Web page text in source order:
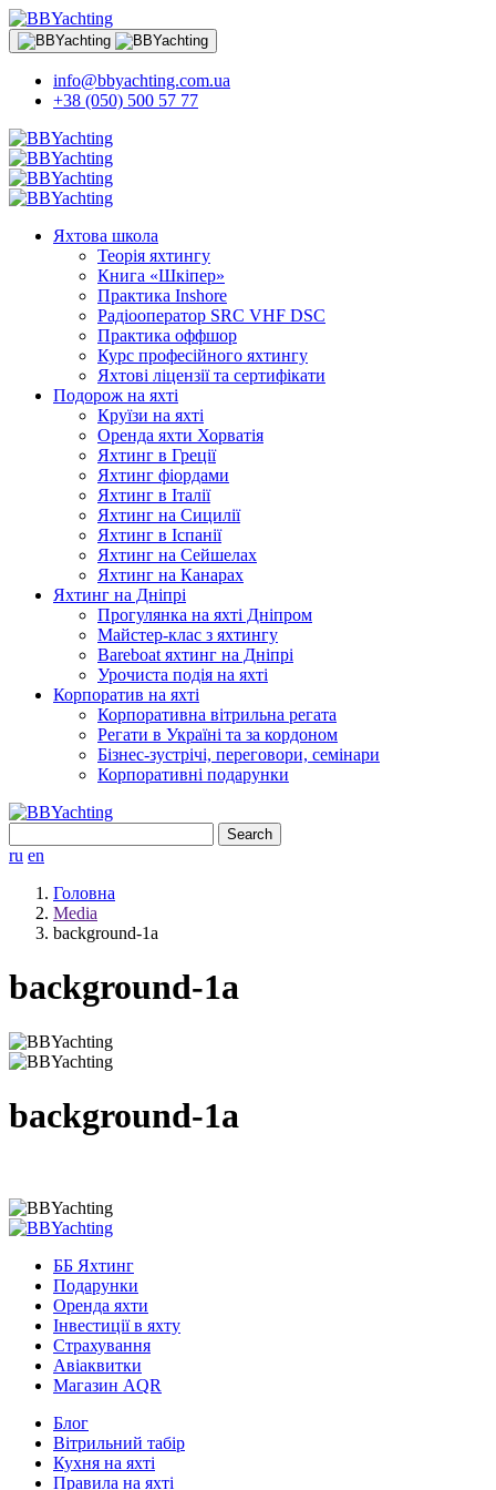
info@bbyachting.com.ua
+38 (050) 500 57 77
Яхтова школа
Теорія яхтингу
Книга «Шкіпер»
Практика Inshore
Радіооператор SRC VHF DSC
Практика оффшор
Курс професійного яхтингу
Яхтові ліцензії та сертифікати
Подорож на яхті
Круїзи на яхті
Оренда яхти Хорватія
Яхтинг в Греції
Яхтинг фіордами
Яхтинг в Італії
Яхтинг на Сицилії
Яхтинг в Іспанії
Яхтинг на Сейшелах
Яхтинг на Канарах
Яхтинг на Дніпрі
Прогулянка на яхті Дніпром
Майстер-клас з яхтингу
Bareboat яхтинг на Дніпрі
Урочиста подія на яхті
Корпоратив на яхті
Корпоративна вітрильна регата
Регати в Україні та за кордоном
Бізнес-зустрічі, переговори, семінари
Корпоративні подарунки
for:
ru en
Головна
Media
background-1a
background-1a
background-1a
ББ Яхтинг
Подарунки
Оренда яхти
Інвестиції в яхту
Страхування
Авіаквитки
Магазин AQR
Блог
Вітрильний табір
Кухня на яхті
Правила на яхті